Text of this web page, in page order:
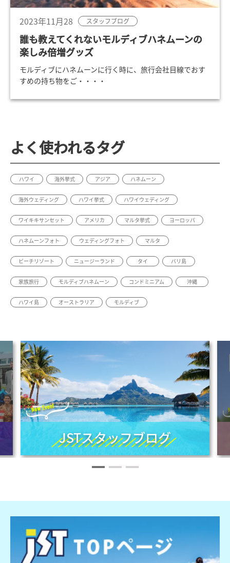
2023年11月28 スタッフブログ
誰も教えてくれないモルディブハネムーンの
楽しみ倍増グッズ
モルディブにハネムーンに行く時に、旅行会社目線でおす
すめの持ち物をご・・・・
よく使われるタグ
ハワイ 海外挙式 アジア ハネムーン
海外ウェディング ハワイ挙式 ハワイウェディング
ワイキキサンセット アメリカ マルタ挙式 ヨーロッパ
ハネムーンフォト ウェディングフォト マルタ
ビーチリゾート ニュージーランド タイ バリ島
家族旅行 モルディブハネムーン コンドミニアム 沖縄
ハワイ島 オーストラリア モルディブ
JSTスタッフブログ